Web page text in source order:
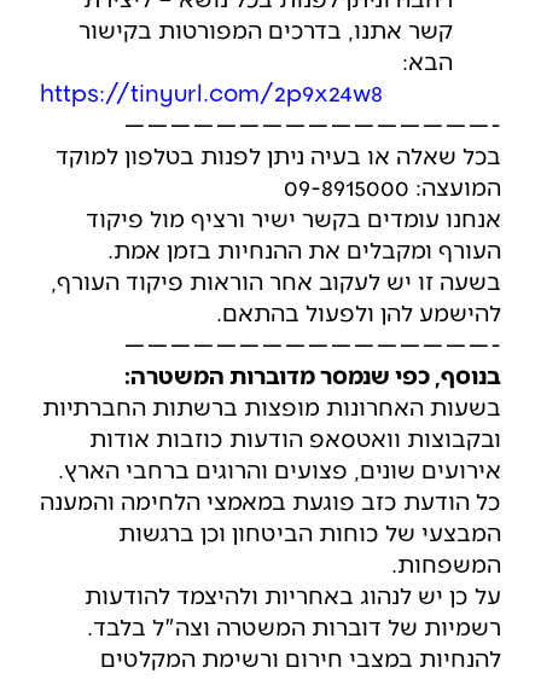
קשר אתנו, בדרכים המפורטות בקישור
הבא:
https://tinyurl.com/2p9x24w8
————————————————-
בכל שאלה או בעיה ניתן לפנות בטלפון למוקד
המועצה: 09-8915000
אנחנו עומדים בקשר ישיר ורציף מול פיקוד
העורף ומקבלים את ההנחיות בזמן אמת.
בשעה זו יש לעקוב אחר הוראות פיקוד העורף,
להישמע להן ולפעול בהתאם.
————————————————-
בנוסף, כפי שנמסר מדוברות המשטרה:
בשעות האחרונות מופצות ברשתות החברתיות
ובקבוצות וואטסאפ הודעות כוזבות אודות
אירועים שונים, פצועים והרוגים ברחבי הארץ.
כל הודעת כזב פוגעת במאמצי הלחימה והמענה
המבצעי של כוחות הביטחון וכן ברגשות
המשפחות.
על כן יש לנהוג באחריות ולהיצמד להודעות
רשמיות של דוברות המשטרה וצה"ל בלבד.
להנחיות במצבי חירום ורשימת המקלטים